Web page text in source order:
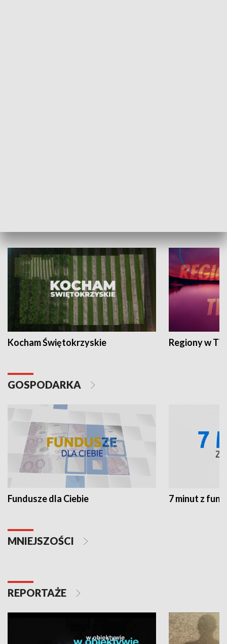
Kocham Świętokrzyskie Regiony w
GOSPODARKA
Fundusze dla Ciebie 7 minut z
MNIEJSZOŚCI
REPORTAŻE